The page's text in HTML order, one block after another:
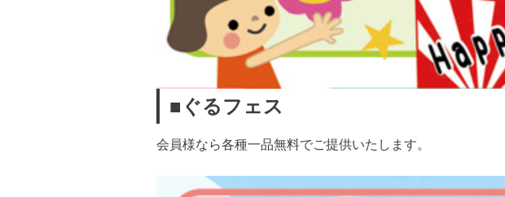
■ぐるフェス
会員様なら各種一品無料でご提供いたします。